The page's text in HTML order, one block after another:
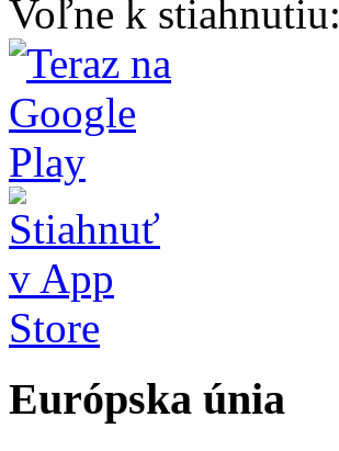
Voľne k stiahnutiu:
Európska únia